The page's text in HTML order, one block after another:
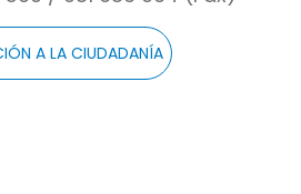
A LA CIUDADANÍA